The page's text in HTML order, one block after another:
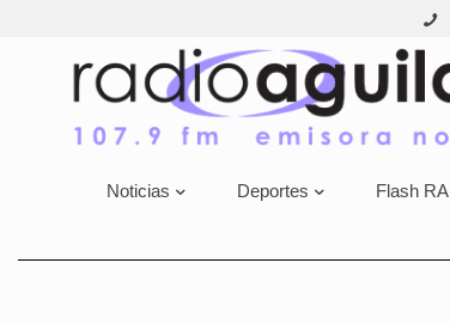
Noticias Deportes Flash RA